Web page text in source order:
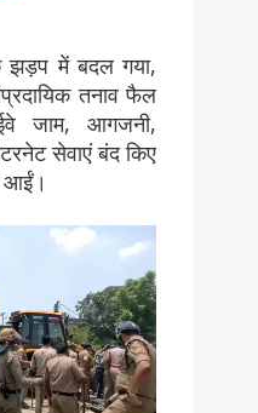
झड़प में बदल गया,
तनाव फैल
जाम, आगजनी,
सेवाएं बंद किए
आईं।